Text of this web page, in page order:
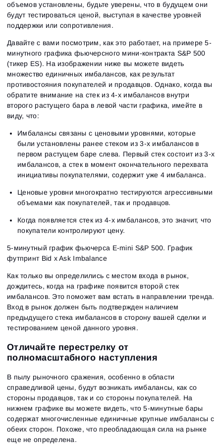
объемов установлены, будьте уверены, что в будущем они
будут тестироваться ценой, выступая в качестве уровней
поддержки или сопротивления.
Давайте с вами посмотрим, как это работает, на примере 5-
минутного графика фьючерсного мини-контракта S&P 500
(тикер ES). На изображении ниже вы можете видеть
множество единичных имбалансов, как результат
противостояния покупателей и продавцов. Однако, когда вы
обратите внимание на стек из 4-х имбалансов внутри
второго растущего бара в левой части графика, имейте в
виду, что:
Имбалансы связаны с ценовыми уровнями, которые
были установлены ранее стеком из 3-х имбалансов в
первом растущем баре слева. Первый стек состоит из 3-х
имбалансов, а стек в момент окончательного перехвата
инициативы покупателями, содержит уже 4 имбаланса.
Ценовые уровни многократно тестируются агрессивными
объемами как покупателей, так и продавцов.
Когда появляется стек из 4-х имбалансов, это значит, что
покупатели контролируют цену.
5-минутный график фьючерса E-mini S&P 500. График
футпринт Bid x Ask Imbalance
Как только вы определились с местом входа в рынок,
дождитесь, когда на графике появится второй стек
имбалансов. Это поможет вам встать в направлении тренда.
Вход в рынок должен быть подтвержден наличием
предыдущего стека имбалансов в сторону вашей сделки и
тестированием ценой данного уровня.
Отличайте перестрелку от
полномасштабного наступления
В пылу рыночного сражения, особенно в области
справедливой цены, будут возникать имбалансы, как со
стороны продавцов, так и со стороны покупателей. На
нижнем графике вы можете видеть, что 5-минутные бары
содержат многочисленные единичные крупные имбалансы с
обеих сторон. Похоже, что преобладающая сила на рынке
еще не определена.